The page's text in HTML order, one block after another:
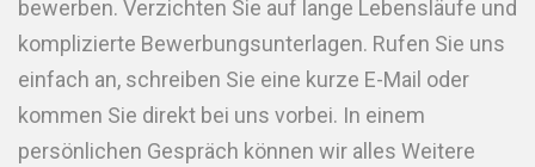
bewerben. Verzichten Sie auf lange Lebensläufe und
komplizierte Bewerbungsunterlagen. Rufen Sie uns
einfach an, schreiben Sie eine kurze E-Mail oder
kommen Sie direkt bei uns vorbei. In einem
persönlichen Gespräch können wir alles Weitere